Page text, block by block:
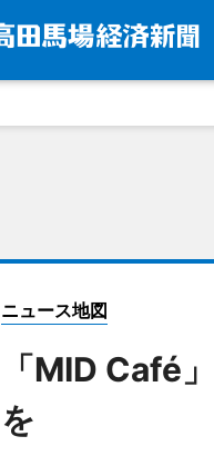
ニュース地図
「MID Café
を